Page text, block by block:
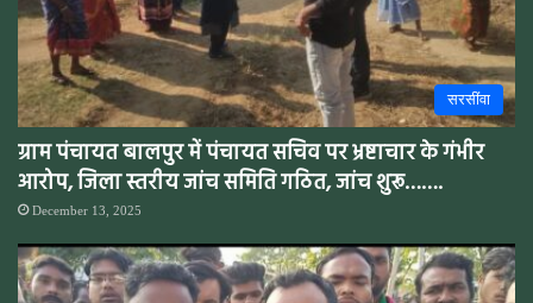
सरसींवा
ग्राम पंचायत बालपुर में पंचायत सचिव पर भ्रष्टाचार के गंभीर
आरोप, जिला स्तरीय जांच समिति गठित, जांच शुरू…….
December 13, 2025